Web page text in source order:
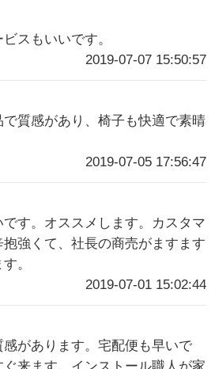
スもいいです。
2019-07-07 15:50:57
質感があり、椅子も快適で素晴
2019-07-05 17:56:47
す。オススメします。カスタマ
強くて、社長の商売がますます
。
2019-07-01 15:02:44
があります。宅配便も早いで